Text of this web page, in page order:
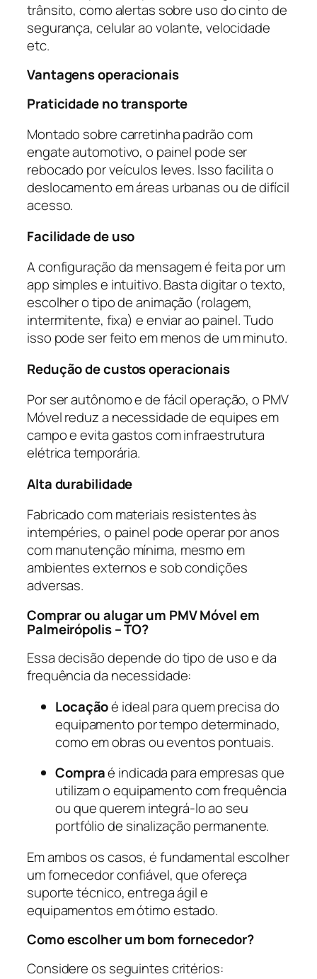
trânsito, como alertas sobre uso do cinto de
segurança, celular ao volante, velocidade
etc.
Vantagens operacionais
Praticidade no transporte
Montado sobre carretinha padrão com
engate automotivo, o painel pode ser
rebocado por veículos leves. Isso facilita o
deslocamento em áreas urbanas ou de difícil
acesso.
Facilidade de uso
A configuração da mensagem é feita por um
app simples e intuitivo. Basta digitar o texto,
escolher o tipo de animação (rolagem,
intermitente, fixa) e enviar ao painel. Tudo
isso pode ser feito em menos de um minuto.
Redução de custos operacionais
Por ser autônomo e de fácil operação, o PMV
Móvel reduz a necessidade de equipes em
campo e evita gastos com infraestrutura
elétrica temporária.
Alta durabilidade
Fabricado com materiais resistentes às
intempéries, o painel pode operar por anos
com manutenção mínima, mesmo em
ambientes externos e sob condições
adversas.
Comprar ou alugar um PMV Móvel em
Palmeirópolis – TO?
Essa decisão depende do tipo de uso e da
frequência da necessidade:
Locaçãoé ideal para quem precisa do
equipamento por tempo determinado,
como em obras ou eventos pontuais.
Compraé indicada para empresas que
utilizam o equipamento com frequência
ou que querem integrá-lo ao seu
portfólio de sinalização permanente.
Em ambos os casos, é fundamental escolher
um fornecedor confiável, que ofereça
suporte técnico, entrega ágil e
equipamentos em ótimo estado.
Como escolher um bom fornecedor?
Considere os seguintes critérios: